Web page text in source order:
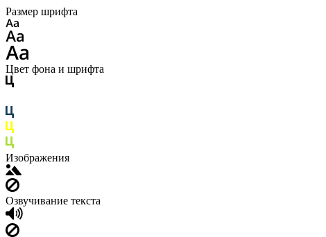
Размер шрифта
Цвет фона и шрифта
Изображения
Озвучивание текста